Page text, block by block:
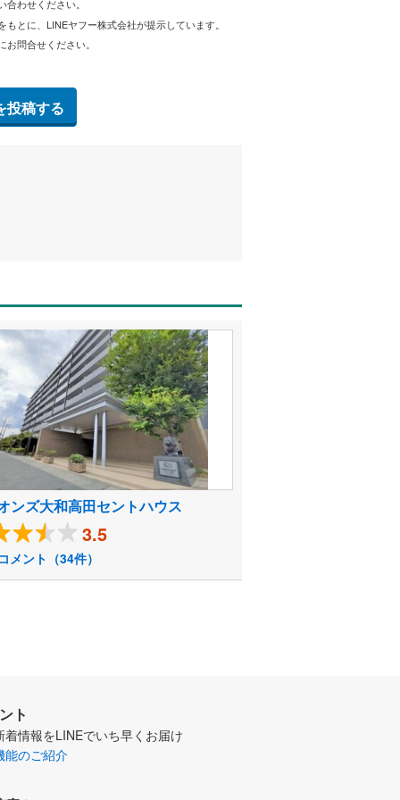
わせください。
もとに、LINEヤフー株式会社が提示しています。
問合せください。
投稿する
ンズ大和高田セントハウス
3.5
メント（34件）
ト
着情報をLINEでいち早くお届け
能のご紹介